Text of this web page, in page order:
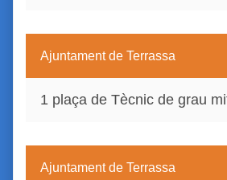
Ajuntament de Terrassa
1 plaça de Tècnic de grau
Ajuntament de Terrassa